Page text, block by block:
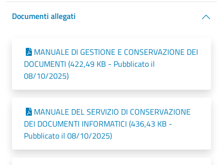
Documenti allegati
MANUALE DI GESTIONE E CONSERVAZIONE DEI
DOCUMENTI (422,49 KB - Pubblicato il
08/10/2025)
MANUALE DEL SERVIZIO DI CONSERVAZIONE
DEI DOCUMENTI INFORMATICI (436,43 KB -
Pubblicato il 08/10/2025)